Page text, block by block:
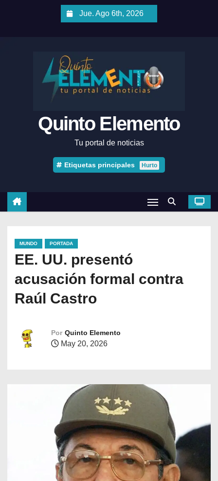
Jue. Ago 6th, 2026
Quinto Elemento
Tu portal de noticias
Etiquetas principales Hurto
MUNDO PORTADA
EE. UU. presentó
acusación formal contra
Raúl Castro
Por Quinto Elemento
May 20, 2026